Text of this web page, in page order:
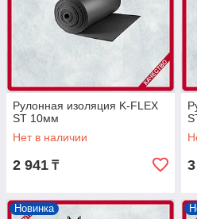
Рулонная изоляция K-FLEX
ST 10мм
Нет в наличии
2 941 ₸
Новинка